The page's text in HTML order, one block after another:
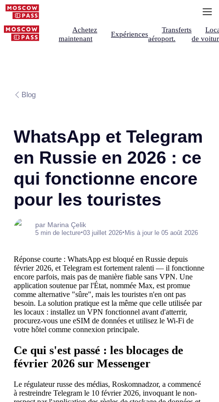
Achetez
maintenant
Expériences
Transferts
aéroport.
de
Blog
WhatsApp et Telegram
en Russie en 2026 : ce
qui fonctionne encore
pour les touristes
par Marina Çelik
5 min de lecture•03 juillet 2026•Mis à jour le 05 août 2026
Réponse courte : WhatsApp est bloqué en Russie depuis
février 2026, et Telegram est fortement ralenti — il fonctionne
encore parfois, mais pas de manière fiable sans VPN. Une
application soutenue par l'État, nommée Max, est promue
comme alternative "sûre", mais les touristes n'en ont pas
besoin. La solution pratique est la même que celle utilisée par
les locaux : installez un VPN fonctionnel avant d'atterrir,
procurez-vous une eSIM de données et utilisez le Wi-Fi de
votre hôtel comme connexion principale.
Ce qui s'est passé : les blocages de
février 2026 sur Messenger
Le régulateur russe des médias, Roskomnadzor, a commencé
à restreindre Telegram le 10 février 2026, invoquant le non-